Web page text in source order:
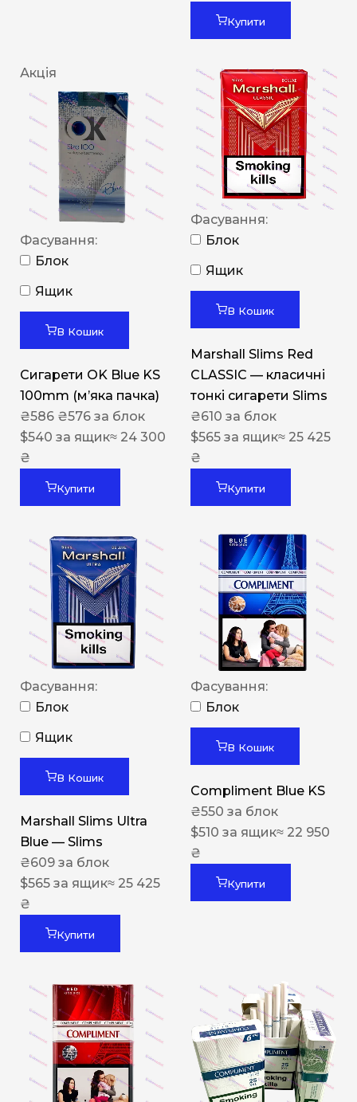
Купити
Акція
Фасування:
Блок
Ящик
В Кошик
Сигарети OK Blue KS
100mm (м’яка пачка)
₴586 ₴576 за блок
$540 за ящик≈ 24 300
₴
Купити
Фасування:
Блок
Ящик
В Кошик
Marshall Slims Red
CLASSIC — класичні
тонкі сигарети Slims
₴610 за блок
$565 за ящик≈ 25 425
₴
Купити
Фасування:
Блок
Ящик
В Кошик
Marshall Slims Ultra
Blue — Slims
₴609 за блок
$565 за ящик≈ 25 425
₴
Купити
Фасування:
Блок
В Кошик
Compliment Blue KS
₴550 за блок
$510 за ящик≈ 22 950
₴
Купити